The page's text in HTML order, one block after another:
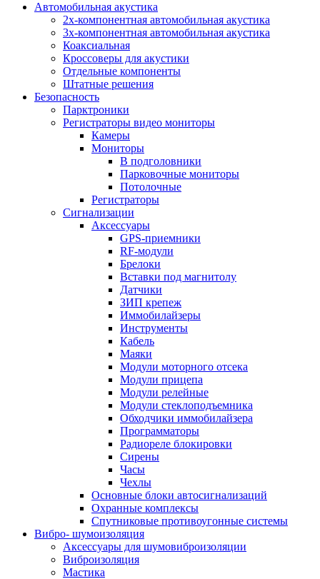
Автомобильная акустика
2х-компонентная автомобильная акустика
3х-компонентная автомобильная акустика
Коаксиальная
Кроссоверы для акустики
Отдельные компоненты
Штатные решения
Безопасность
Парктроники
Регистраторы видео мониторы
Камеры
Мониторы
В подголовники
Парковочные мониторы
Потолочные
Регистраторы
Сигнализации
Аксессуары
GPS-приемники
RF-модули
Брелоки
Вставки под магнитолу
Датчики
ЗИП крепеж
Иммобилайзеры
Инструменты
Кабель
Маяки
Модули моторного отсека
Модули прицепа
Модули релейные
Модули стеклоподъемника
Обходчики иммобилайзера
Программаторы
Радиореле блокировки
Сирены
Часы
Чехлы
Основные блоки автосигнализаций
Охранные комплексы
Спутниковые противоугонные системы
Вибро- шумоизоляция
Аксессуары для шумовиброизоляции
Виброизоляция
Мастика